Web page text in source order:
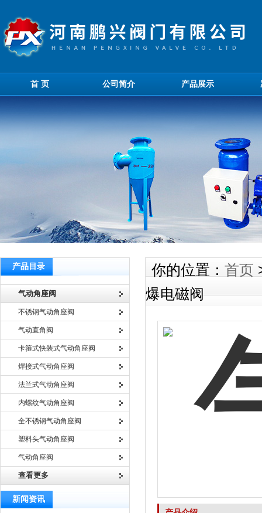
首 页 公司简介 产品展示
产品目录
气动角座阀
不锈钢气动角座阀
气动直角阀
卡箍式快装式气动角座阀
焊接式气动角座阀
法兰式气动角座阀
内螺纹气动角座阀
全不锈钢气动角座阀
塑料头气动角座阀
气动角座阀
查看更多
新闻资讯
你的位置： 首页
爆电磁阀